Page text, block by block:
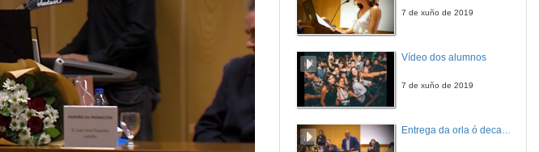
7 de xuño de 2019
Vídeo dos alumnos
7 de xuño de 2019